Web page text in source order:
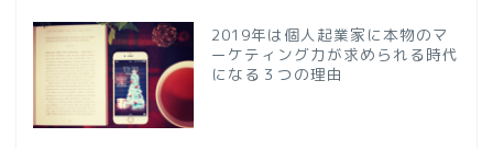
2019年は個人起業家に本物のマ
ーケティング力が求められる時代
になる３つの理由